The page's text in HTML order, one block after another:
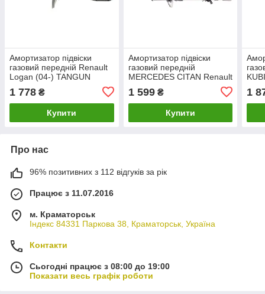
Амортизатор підвіски
газовий передній Renault
Logan (04-) TANGUN
1 778 ₴
Купити
Амортизатор підвіски
газовий передній
MERCEDES CITAN Renault
(08-) TANGUN S51040
1 599₴
Купити
1
Про нас
96% позитивних з 112 відгуків за рік
Працює з 11.07.2016
м. Краматорськ
Індекс 84331 Паркова 38, Краматорськ, Україна
Контакти
Сьогодні працює з 08:00 до 19:00
Показати весь графік роботи